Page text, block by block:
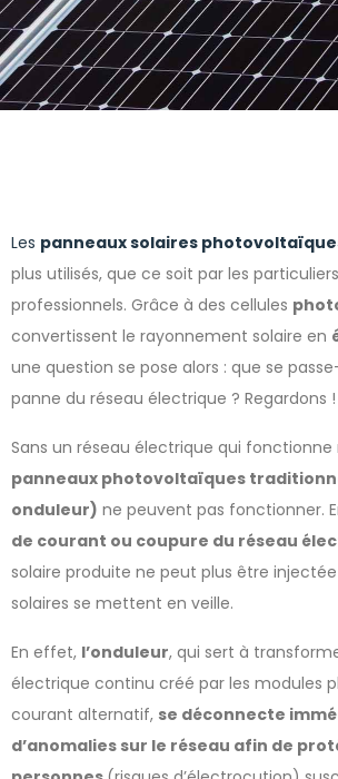
Les panneaux solaires
plus utilisés, que ce soit par les
professionnels. Grâce à des cellules
convertissent le rayonnement solaire en
une question se pose alors : que se
panne du réseau électrique ? Regardons !
Sans un réseau électrique qui
panneaux photovoltaïques
onduleur) ne peuvent pas fonctionner.
de courant ou coupure du réseau
solaire produite ne peut plus être
solaires se mettent en veille.
En effet, l’onduleur, qui sert à
électrique continu créé par les modules
courant alternatif, se déconnecte
d’anomalies sur le réseau afin de